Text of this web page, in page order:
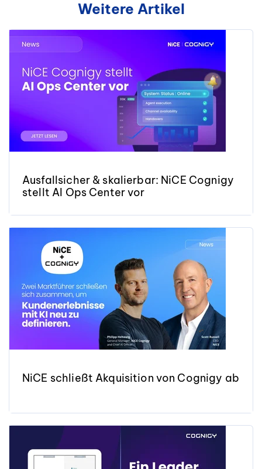
Weitere Artikel
Ausfallsicher & skalierbar: NiCE Cognigy
stellt AI Ops Center vor
NiCE schließt Akquisition von Cognigy ab